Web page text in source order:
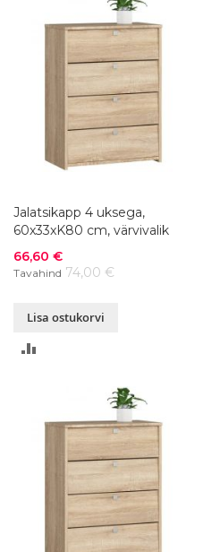
Jalatsikapp 4 uksega,
60x33xK80 cm, värvivalik
Soodushind
66,60 €
Tavahind 74,00 €
Lisa ostukorvi